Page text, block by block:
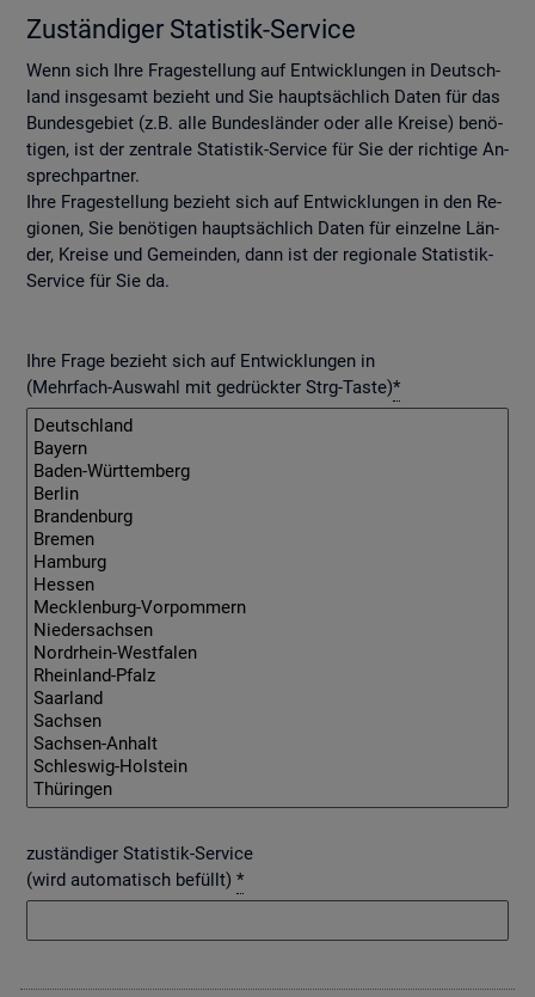
Zu­stän­di­ger Sta­tis­tik-Ser­vice
Wenn sich Ihre Fra­ge­stel­lung auf Ent­wick­lun­gen in Deutsch­
land ins­ge­samt be­zieht und Sie haupt­säch­lich Daten für das
Bun­des­ge­biet (z.B. alle Bun­des­län­der oder alle Krei­se) be­nö­
ti­gen, ist der zen­tra­le Sta­tis­tik-Ser­vice für Sie der rich­ti­ge An­
sprech­part­ner.
Ihre Fra­ge­stel­lung be­zieht sich auf Ent­wick­lun­gen in den Re­
gio­nen, Sie be­nö­ti­gen haupt­säch­lich Daten für ein­zel­ne Län­
der, Krei­se und Ge­mein­den, dann ist der re­gio­na­le Sta­tis­tik-
Ser­vice für Sie da.
Ihre Frage bezieht sich auf Entwicklungen in
(Mehrfach-Auswahl mit gedrückter Strg-Taste)*
zuständiger Statistik-Service
(wird automatisch befüllt) *